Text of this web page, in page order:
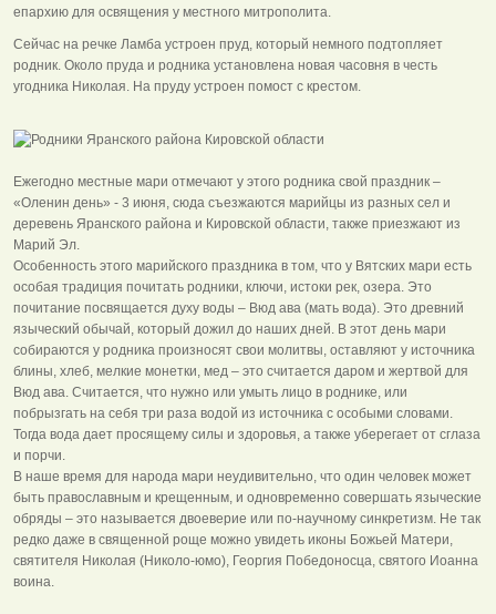
епархию для освящения у местного митрополита.
Сейчас на речке Ламба устроен пруд, который немного подтопляет
родник. Около пруда и родника установлена новая часовня в честь
угодника Николая. На пруду устроен помост с крестом.
Ежегодно местные мари отмечают у этого родника свой праздник –
«Оленин день» - 3 июня, сюда съезжаются марийцы из разных сел и
деревень Яранского района и Кировской области, также приезжают из
Марий Эл.
Особенность этого марийского праздника в том, что у Вятских мари есть
особая традиция почитать родники, ключи, истоки рек, озера. Это
почитание посвящается духу воды – Вюд ава (мать вода). Это древний
языческий обычай, который дожил до наших дней. В этот день мари
собираются у родника произносят свои молитвы, оставляют у источника
блины, хлеб, мелкие монетки, мед – это считается даром и жертвой для
Вюд ава. Считается, что нужно или умыть лицо в роднике, или
побрызгать на себя три раза водой из источника с особыми словами.
Тогда вода дает просящему силы и здоровья, а также уберегает от сглаза
и порчи.
В наше время для народа мари неудивительно, что один человек может
быть православным и крещенным, и одновременно совершать языческие
обряды – это называется двоеверие или по-научному синкретизм. Не так
редко даже в священной роще можно увидеть иконы Божьей Матери,
святителя Николая (Николо-юмо), Георгия Победоносца, святого Иоанна
воина.